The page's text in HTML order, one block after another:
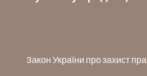
Закон України про захист